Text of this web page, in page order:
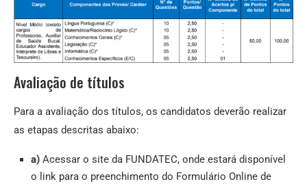
Avaliação de títulos
Para a avaliação dos títulos, os candidatos deverão realizar
as etapas descritas abaixo:
a) Acessar o site da FUNDATEC, onde estará disponível
o link para o preenchimento do Formulário Online de